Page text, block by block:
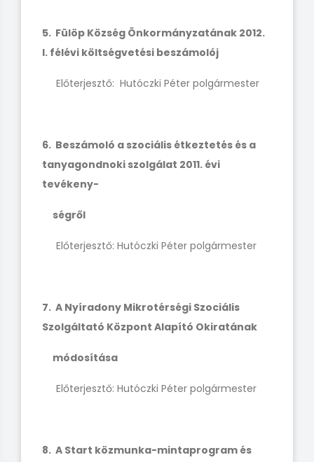
5. Fülöp Község Önkormányzatának 2012.
I. félévi költségvetési beszámolój
Előterjesztő: Hutóczki Péter polgármester
6. Beszámoló a szociális étkeztetés és a
tanyagondnoki szolgálat 2011. évi
tevékeny-
ségről
Előterjesztő: Hutóczki Péter polgármester
7. A Nyíradony Mikrotérségi Szociális
Szolgáltató Központ Alapító Okiratának
módosítása
Előterjesztő: Hutóczki Péter polgármester
8. A Start közmunka-mintaprogram és